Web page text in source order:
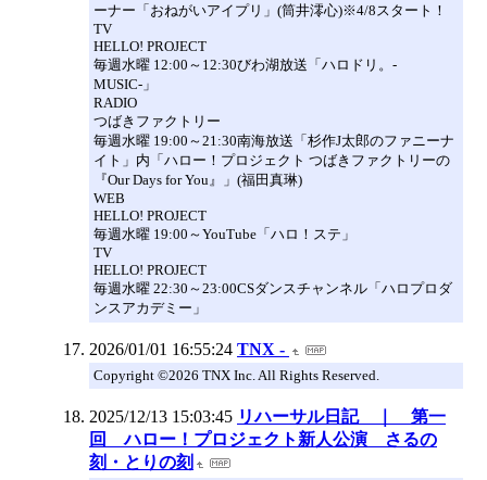
ーナー「おねがいアイプリ」(筒井澪心)※4/8スタート！
TV
HELLO! PROJECT
毎週水曜 12:00～12:30びわ湖放送「ハロドリ。-
MUSIC-」
RADIO
つばきファクトリー
毎週水曜 19:00～21:30南海放送「杉作J太郎のファニーナ
イト」内「ハロー！プロジェクト つばきファクトリーの
『Our Days for You』」(福田真琳)
WEB
HELLO! PROJECT
毎週水曜 19:00～YouTube「ハロ！ステ」
TV
HELLO! PROJECT
毎週水曜 22:30～23:00CSダンスチャンネル「ハロプロダ
ンスアカデミー」
2026/01/01 16:55:24 TNX -
Copyright ©2026 TNX Inc. All Rights Reserved.
2025/12/13 15:03:45 リハーサル日記 ｜ 第一
回 ハロー！プロジェクト新人公演 さるの
刻・とりの刻